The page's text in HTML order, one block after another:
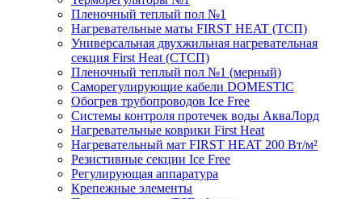
Пленочный теплый пол №1
Нагревательные маты FIRST HEAT (ТСП)
Универсальная двухжильная нагревательная
секция First Heat (СТСП)
Пленочный теплый пол №1 (мерный)
Саморегулирующие кабели DOMESTIC
Обогрев трубопроводов Ice Free
Системы контроля протечек воды АкваЛорд
Нагревательные коврики First Heat
Нагревательный мат FIRST HEAT 200 Вт/м²
Резистивные секции Ice Free
Регулирующая аппаратура
Крепежные элементы